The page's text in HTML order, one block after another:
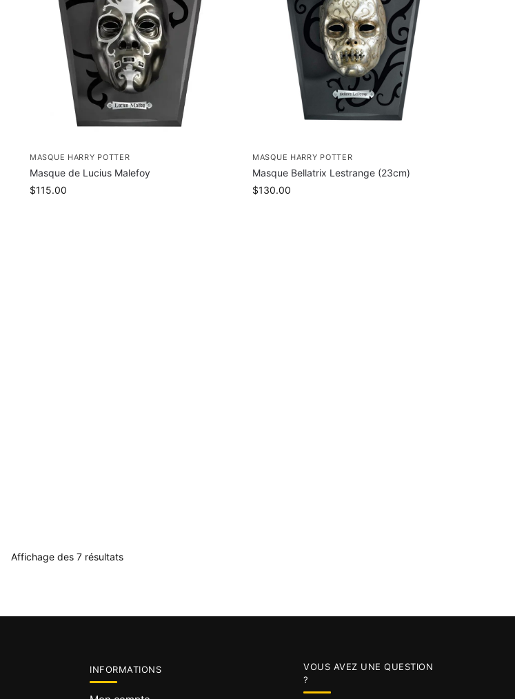
MASQUE HARRY POTTER
Masque de Lucius Malefoy
$115.00
MASQUE HARRY POTTER
Masque Bellatrix Lestrange (23cm)
$130.00
Affichage des 7 résultats
INFORMATIONS
VOUS AVEZ UNE QUESTION
?